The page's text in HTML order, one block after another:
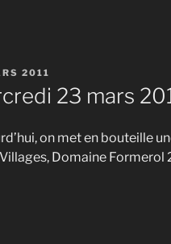
2011
23 mars
on met en bouteille
Domaine